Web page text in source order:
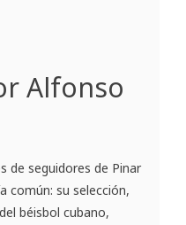
Alfonso
de seguidores de Pinar
común: su selección,
béisbol cubano,